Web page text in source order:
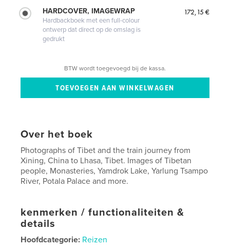
HARDCOVER, IMAGEWRAP
Hardbackboek met een full-colour
ontwerp dat direct op de omslag is
gedrukt
172,15 €
BTW wordt toegevoegd bij de kassa.
Over het boek
Photographs of Tibet and the train journey from
Xining, China to Lhasa, Tibet. Images of Tibetan
people, Monasteries, Yamdrok Lake, Yarlung Tsampo
River, Potala Palace and more.
kenmerken / functionaliteiten &
details
Hoofdcategorie: Reizen